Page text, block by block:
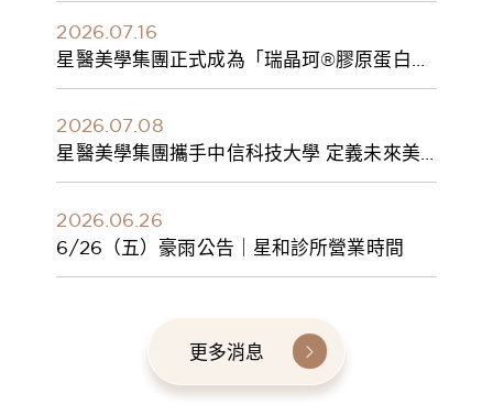
2026.07.16
星醫美學集團正式成為「瑞晶珂®膠原蛋白植
入劑」台灣獨家總代理
2026.07.08
星醫美學集團攜手中信科技大學 定義未來美
學人才新標準 建構健康美學產學共育模式 串
2026.06.26
6/26（五）豪雨公告｜星和診所營業時間
更多消息